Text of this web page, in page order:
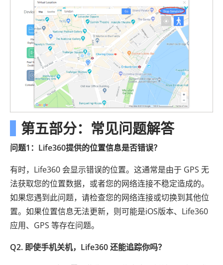
第五部分：常见问题解答
问题1：Life360提供的位置信息是否错误？
有时，Life360 会显示错误的位置。这通常是由于 GPS 无
法获取您的位置数据，或者您的网络连接不稳定造成的。
如果您遇到此问题，请检查您的网络连接或切换到其他位
置。如果位置信息无法更新，则可能是iOS版本、Life360
应用、GPS 等存在问题。
Q2. 即使手机关机，Life360 还能追踪你吗？